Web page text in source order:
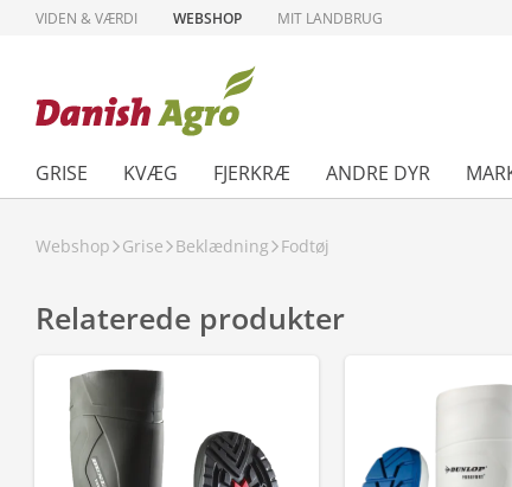
VIDEN & VÆRDI WEBSHOP MIT LANDBRUG
GRISE KVÆG FJERKRÆ ANDRE DYR
Webshop Grise Beklædning Fodtøj
Relaterede produkter